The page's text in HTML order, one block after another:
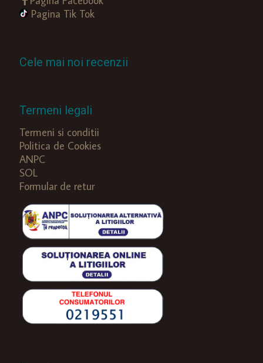
Pagina Tik Tok
Cele mai noi recenzii
Termeni legali
Termeni si conditii
Politica de Cookies
ANPC
SOL
Formular de retur